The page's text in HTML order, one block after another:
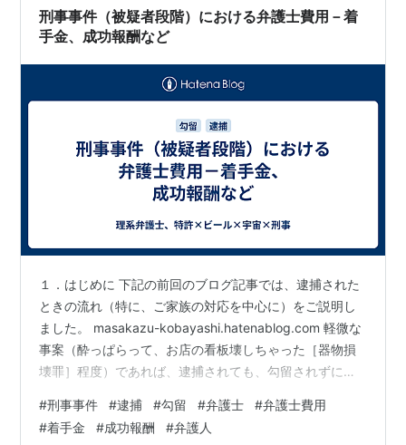
ﾉ)ﾉ 今までそんな話…
刑事事件（被疑者段階）における弁護士費用－着
手金、成功報酬など
１．はじめに 下記の前回のブログ記事では、逮捕された
ときの流れ（特に、ご家族の対応を中心に）をご説明し
ました。 masakazu-kobayashi.hatenablog.com 軽微な
事案（酔っぱらって、お店の看板壊しちゃった［器物損
壊罪］程度）であれば、逮捕されても、勾留されずに、
欠勤となってしまった場合でも、何とか誤魔化せるかも
しれません。 しかし、そのような見通しも含め、やは
#刑事事件 #逮捕 #勾留 #弁護士 #弁護士費用
#着手金 #成功報酬 #弁護人